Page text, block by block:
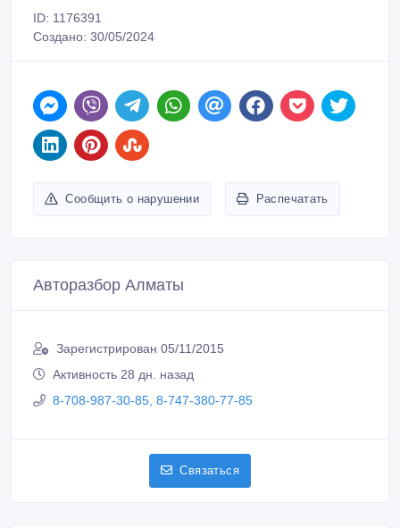
ID: 1176391
Создано: 30/05/2024
Сообщить о нарушении Распечатать
Авторазбор Алматы
Зарегистрирован 05/11/2015
Активность 28 дн. назад
8-708-987-30-85, 8-747-380-77-85
Связаться